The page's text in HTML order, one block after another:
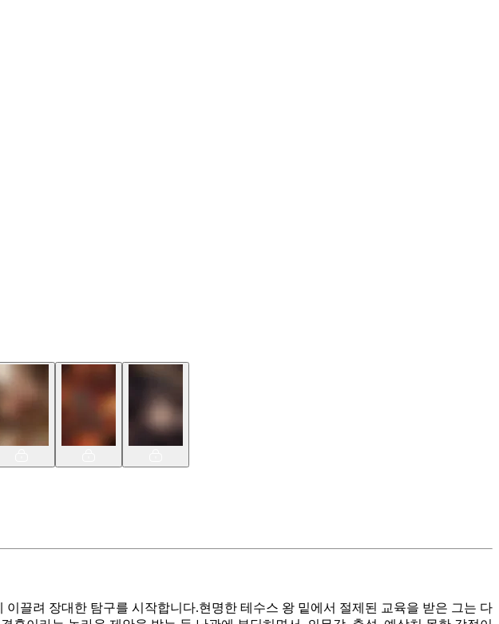
끌려 장대한 탐구를 시작합니다.현명한 테수스 왕 밑에서 절제된 교육을 받은 그는 다